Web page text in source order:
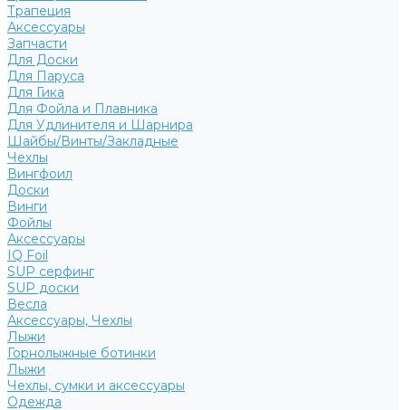
Трапеция
Аксессуары
Запчасти
Для Доски
Для Паруса
Для Гика
Для Фойла и Плавника
Для Удлинителя и Шарнира
Шайбы/Винты/Закладные
Чехлы
Вингфоил
Доски
Винги
Фойлы
Аксессуары
IQ Foil
SUP серфинг
SUP доски
Весла
Аксессуары, Чехлы
Лыжи
Горнолыжные ботинки
Лыжи
Чехлы, сумки и аксессуары
Одежда